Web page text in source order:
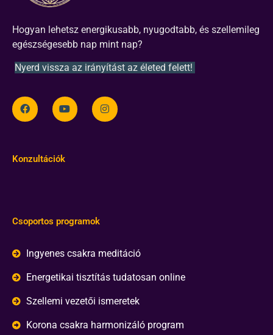
Hogyan lehetsz energikusabb, nyugodtabb, és szellemileg
egészségesebb nap mint nap?
Nyerd vissza az irányítást az életed felett!
Konzultációk
Csoportos programok
Ingyenes csakra meditáció
Energetikai tisztítás tudatosan online
Szellemi vezetői ismeretek
Korona csakra harmonizáló program